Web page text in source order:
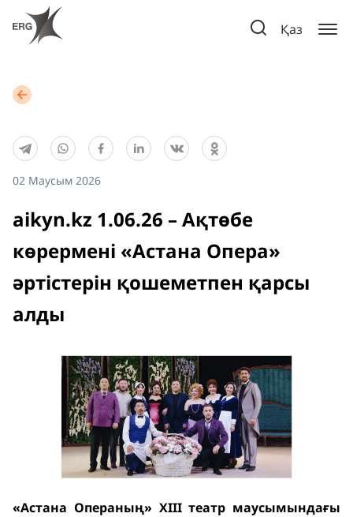
Қаз
02 Маусым 2026
aikyn.kz 1.06.26 – Ақтөбе
көрермені «Астана Опера»
әртістерін қошеметпен қарсы
алды
«Астана Операның» XIII театр маусымындағы